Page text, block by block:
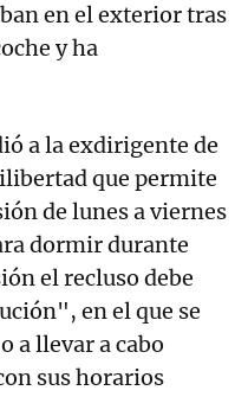
en el exterior tras
y ha
a la exdirigente de
que permite
de lunes a viernes
dormir durante
el recluso debe
en el que se
a llevar a cabo
sus horarios